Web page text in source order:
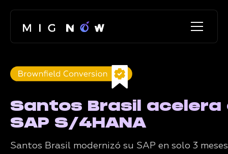
Santos Brasil
SAP S/4HANA
Santos Brasil modernizó su SAP en solo 3